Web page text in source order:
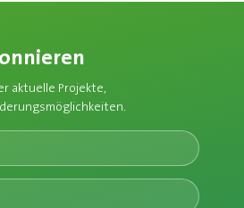
aktuelle Projekte,